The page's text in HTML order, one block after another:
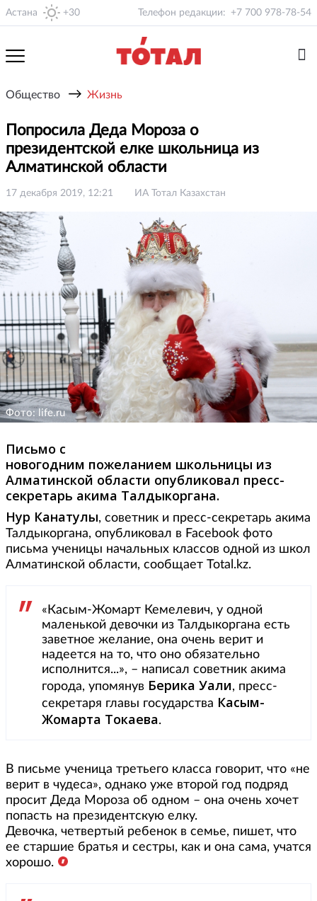
Астана +30 Телефон редакции: +7 700 978-78-54
Общество → Жизнь
Попросила Деда Мороза о
президентской елке школьница из
Алматинской области
17 декабря 2019, 12:21 ИА Тотал Казахстан
Фото: life.ru
Письмо с
новогодним пожеланием школьницы из
Алматинской области опубликовал пресс-
секретарь акима Талдыкоргана.
Нур Канатулы, советник и пресс-секретарь акима
Талдыкоргана, опубликовал в Facebook фото
письма ученицы начальных классов одной из школ
Алматинской области, сообщает Total.kz.
«Касым-Жомарт Кемелевич, у одной
маленькой девочки из Талдыкоргана есть
заветное желание, она очень верит и
надеется на то, что оно обязательно
исполнится...», – написал советник акима
города, упомянув Берика Уали, пресс-
секретаря главы государства Касым-
Жомарта Токаева.
В письме ученица третьего класса говорит, что «не
верит в чудеса», однако уже второй год подряд
просит Деда Мороза об одном – она очень хочет
попасть на президентскую елку.
Девочка, четвертый ребенок в семье, пишет, что
ее старшие братья и сестры, как и она сама, учатся
хорошо.